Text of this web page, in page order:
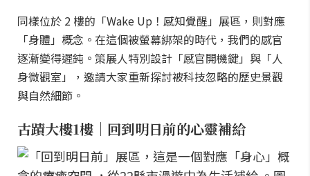
同樣位於 2 樓的「Wake Up！感知覺醒」展區，則對應
「身體」概念。在這個被螢幕綁架的時代，我們的感官
逐漸變得遲鈍。策展人特別設計「感官開機鍵」與「人
身微觀室」，邀請大家重新探討被科技忽略的歷史景觀
與自然細節。
古蹟大樓1樓｜回到明日前的心靈補給